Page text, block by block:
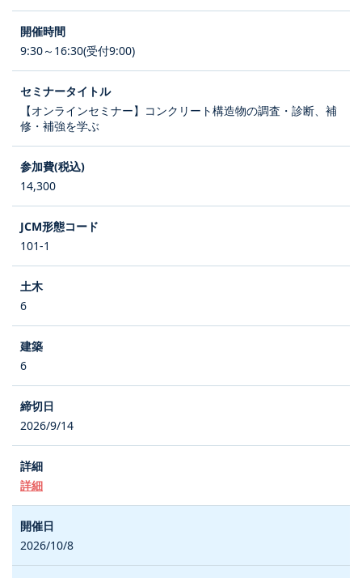
9:30～16:30(受付9:00)
【オンラインセミナー】コンクリート構造物の調査・診断、補
修・補強を学ぶ
14,300
101-1
6
6
2026/9/14
詳細
2026/10/8